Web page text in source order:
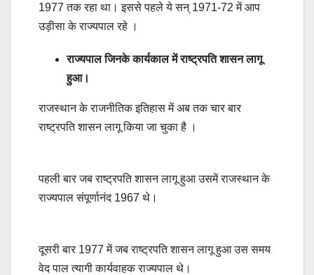
1977 तक रहा था। इससे पहले ये सन् 1971-72 में आप
उड़ीसा के राज्यपाल रहे ।
राज्यपाल जिनके कार्यकाल में राष्ट्रपति शासन लागू
हुआ।
राजस्थान के राजनीतिक इतिहास में अब तक चार बार
राष्ट्रपति शासन लागू किया जा चुका है ।
पहली बार जब राष्ट्रपति शासन लागू हुआ उसमें राजस्थान के
राज्यपाल संपूर्णानंद 1967 थे।
दूसरी बार 1977 में जब राष्ट्रपति शासन लागू हुआ उस समय
वेद पाल त्यागी कार्यवाहक राज्यपाल थे।